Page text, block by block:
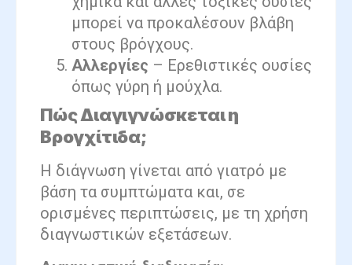
μπορεί να προκαλέσουν βλάβη
στους βρόγχους.
Αλλεργίες – Ερεθιστικές ουσίες
όπως γύρη ή μούχλα.
Πώς Διαγιγνώσκεται η
Βρογχίτιδα;
Η διάγνωση γίνεται από γιατρό με
βάση τα συμπτώματα και, σε
ορισμένες περιπτώσεις, με τη χρήση
διαγνωστικών εξετάσεων.